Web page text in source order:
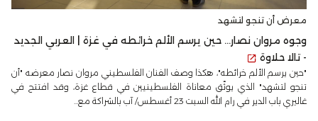
معرض أن تنجو لتشهد
وجوه مروان نصار... حين يرسم الألم خرائطه في غزة | العربي الجديد
- تالا حلاوة
"حين يرسم الألم خرائطه"، هكذا وصف الفنان الفلسطيني مروان نصار معرضه "أن
تنجو لتشهد" الذي يوثّق معاناة الفلسطينيين في قطاع غزة، وقد افتتح في
غاليري باب الدير في رام الله السبت 23 أغسطس/ آب بالشراكة مع...